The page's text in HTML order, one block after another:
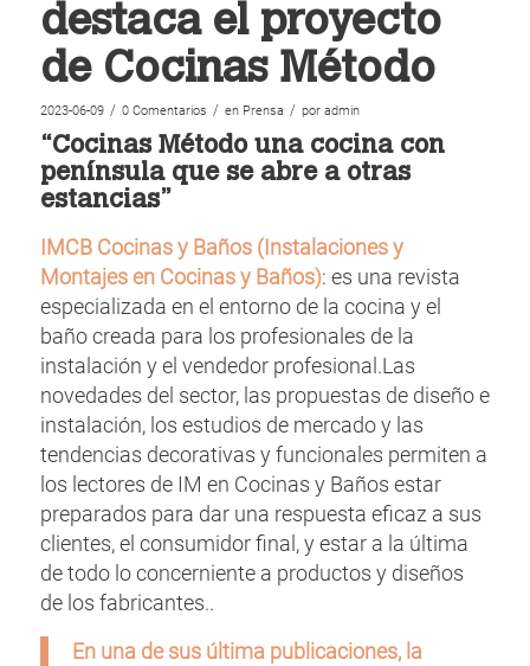
destaca el proyecto
de Cocinas Método
2023-06-09 / 0 Comentarios / en Prensa / por admin
“Cocinas Método una cocina con
península que se abre a otras
estancias”
IMCBCocinas y Baños (Instalaciones y
Montajes en Cocinas y Baños): es una revista
especializada en el entorno de la cocina y el
baño creada para los profesionales de la
instalación y el vendedor profesional.Las
novedades del sector, las propuestas de diseño e
instalación, los estudios de mercado y las
tendencias decorativas y funcionales permiten a
los lectores de IM en Cocinas y Baños estar
preparados para dar una respuesta eficaz a sus
clientes, el consumidor final, y estar a la última
de todo lo concerniente a productos y diseños
de los fabricantes..
En una de sus última publicaciones, la